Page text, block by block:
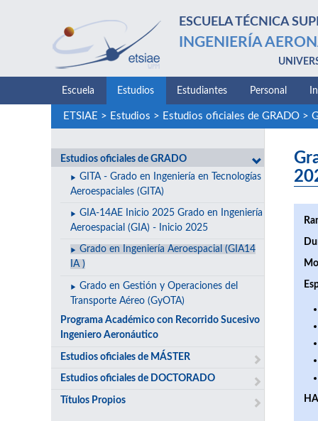
ESCUELA TÉCNICA
INGENIERÍA
Escuela Estudios Estudiantes Personal
ETSIAE > Estudios > Estudios oficiales de GRADO>
Estudios oficiales de GRADO
GITA - Grado en Ingeniería en Tecnologías
Aeroespaciales (GITA)
GIA-14AE Inicio 2025 Grado en Ingeniería
Aeroespacial (GIA) - Inicio 2025
Grado en Ingeniería Aeroespacial (GIA14
IA )
Grado en Gestión y Operaciones del
Transporte Aéreo (GyOTA)
Programa Académico con Recorrido Sucesivo
Ingeniero Aeronáutico
Estudios oficiales de MÁSTER
Estudios oficiales de DOCTORADO
Títulos Propios